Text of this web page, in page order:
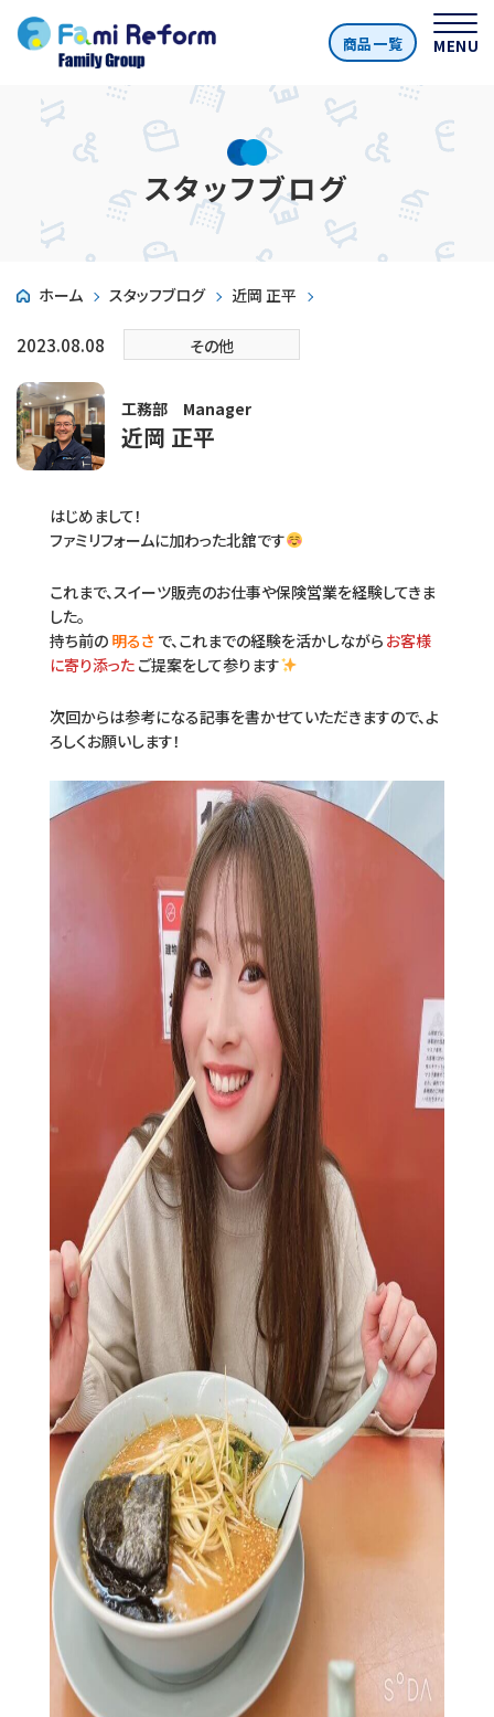
商品一覧 MENU
スタッフブログ
ホーム スタッフブログ 近岡 正平
2023.08.08 その他
工務部 Manager
近岡 正平
はじめまして！
ファミリフォームに加わった北舘です
これまで、スイーツ販売のお仕事や保険営業を経験してきま
した。
持ち前の 明るさ で、これまでの経験を活かしながら お客様
に寄り添った ご提案をして参ります
次回からは参考になる記事を書かせていただきますので、よ
ろしくお願いします！